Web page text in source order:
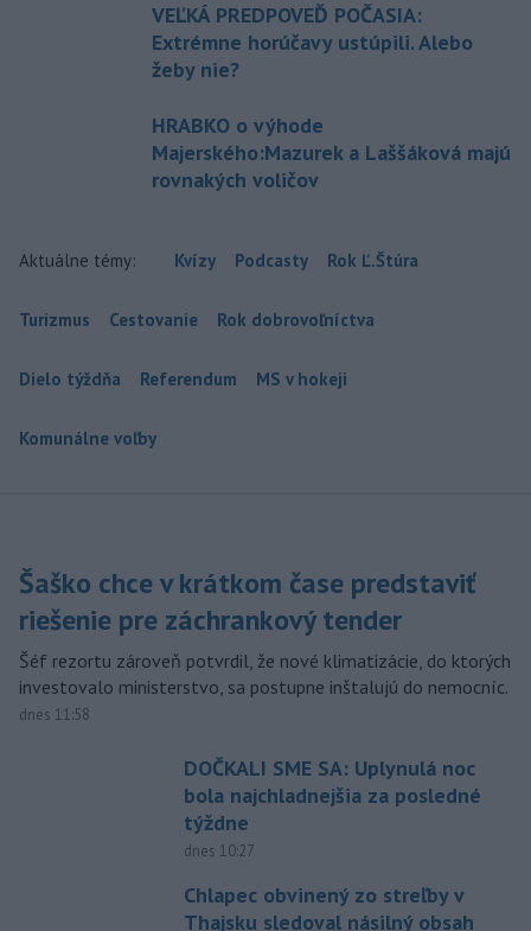
VEĽKÁ PREDPOVEĎ POČASIA:
Extrémne horúčavy ustúpili. Alebo
žeby nie?
HRABKO o výhode
Majerského:Mazurek a Laššáková majú
rovnakých voličov
Aktuálne témy: Kvízy Podcasty Rok Ľ.Štúra
Turizmus Cestovanie Rok dobrovoľníctva
Dielo týždňa Referendum MS v hokeji
Komunálne voľby
Šaško chce v krátkom čase predstaviť
riešenie pre záchrankový tender
Šéf rezortu zároveň potvrdil, že nové klimatizácie, do ktorých
investovalo ministerstvo, sa postupne inštalujú do nemocníc.
dnes 11:58
DOČKALI SME SA: Uplynulá noc
bola najchladnejšia za posledné
týždne
dnes 10:27
Chlapec obvinený zo streľby v
Thajsku sledoval násilný obsah